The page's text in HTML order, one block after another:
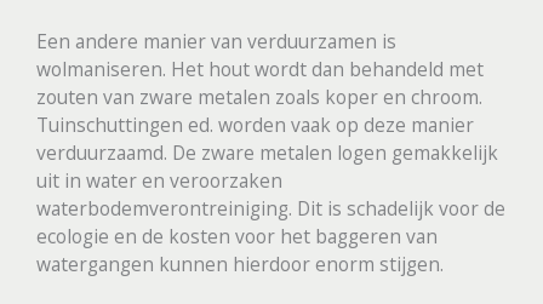
Een andere manier van verduurzamen is
wolmaniseren. Het hout wordt dan behandeld met
zouten van zware metalen zoals koper en chroom.
Tuinschuttingen ed. worden vaak op deze manier
verduurzaamd. De zware metalen logen gemakkelijk
uit in water en veroorzaken
waterbodemverontreiniging. Dit is schadelijk voor de
ecologie en de kosten voor het baggeren van
watergangen kunnen hierdoor enorm stijgen.